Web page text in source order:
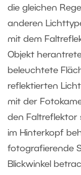
die gleichen
anderen
mit dem
Objekt
beleuchtete
reflektierten
mit der
den Faltreflektor
im Hinterkopf
fotografierende
Blickwinkel